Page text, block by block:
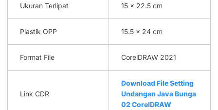
Ukuran Terlipat 15 x 22.5 cm
Plastik OPP 15.5 x 24 cm
Format File CorelDRAW 2021
Link CDR
Download File Setting
Undangan Java Bunga
02 CorelDRAW